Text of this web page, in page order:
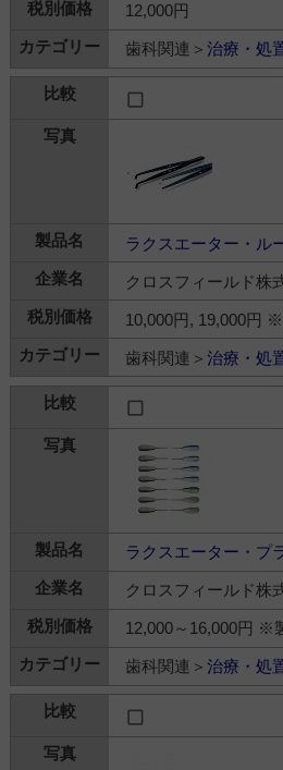
12,000円
歯科関連＞ 治療・処
ラクスエーター・ル
クロスフィールド株
10,000円, 19,000円
歯科関連＞ 治療・処
ラクスエーター・プ
クロスフィールド株
12,000～16,000円 ※
歯科関連＞ 治療・処